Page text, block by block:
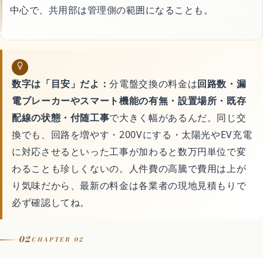
中心で、共用部は管理側の範囲になることも。
数字は「目安」だよ：分電盤交換の料金は回路数・漏
電ブレーカーやスマート機能の有無・設置場所・既存
配線の状態・付随工事で大きく幅があるんだ。同じ交
換でも、回路を増やす・200Vにする・太陽光やEV充電
に対応させるといった工事が加わると数万円単位で変
わることも珍しくないの。人件費の高騰で費用は上が
り気味だから、最新の料金は各業者の現地見積もりで
必ず確認してね。
02CHAPTER 02